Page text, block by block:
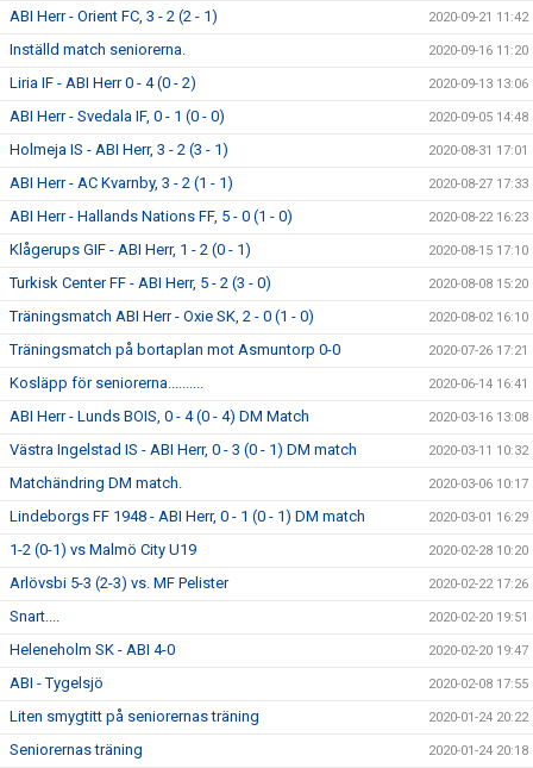
ABI Herr - Orient FC, 3 - 2 (2 - 1) 2020-09-21 11:42
Inställd match seniorerna. 2020-09-16 11:20
Liria IF - ABI Herr 0 - 4 (0 - 2) 2020-09-13 13:06
ABI Herr - Svedala IF, 0 - 1 (0 - 0) 2020-09-05 14:48
Holmeja IS - ABI Herr, 3 - 2 (3 - 1) 2020-08-31 17:01
ABI Herr - AC Kvarnby, 3 - 2 (1 - 1) 2020-08-27 17:33
ABI Herr - Hallands Nations FF, 5 - 0 (1 - 0) 2020-08-22 16:23
Klågerups GIF - ABI Herr, 1 - 2 (0 - 1) 2020-08-15 17:10
Turkisk Center FF - ABI Herr, 5 - 2 (3 - 0) 2020-08-08 15:20
Träningsmatch ABI Herr - Oxie SK, 2 - 0 (1 - 0) 2020-08-02 16:10
Träningsmatch på bortaplan mot Asmuntorp 0-0 2020-07-26 17:21
Kosläpp för seniorerna.......... 2020-06-14 16:41
ABI Herr - Lunds BOIS, 0 - 4 (0 - 4) DM Match 2020-03-16 13:08
Västra Ingelstad IS - ABI Herr, 0 - 3 (0 - 1) DM match 2020-03-11 10:32
Matchändring DM match. 2020-03-06 10:17
Lindeborgs FF 1948 - ABI Herr, 0 - 1 (0 - 1) DM match 2020-03-01 16:29
1-2 (0-1) vs Malmö City U19 2020-02-28 10:20
Arlövsbi 5-3 (2-3) vs. MF Pelister 2020-02-22 17:26
Snart.... 2020-02-20 19:51
Heleneholm SK - ABI 4-0 2020-02-20 19:47
ABI - Tygelsjö 2020-02-08 17:55
Liten smygtitt på seniorernas träning 2020-01-24 20:22
Seniorernas träning 2020-01-24 20:18